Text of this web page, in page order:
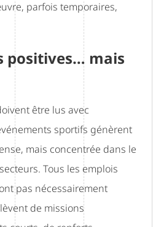
parfois temporaires,
positives… mais
être lus avec
sportifs génèrent
mais concentrée dans le
Tous les emplois
pas nécessairement
de missions